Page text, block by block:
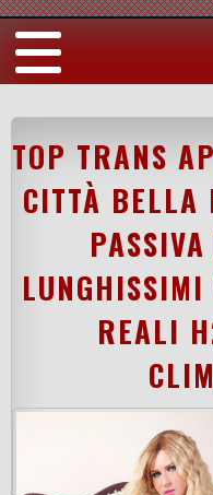
TOP TRANS
CITTÀ BELLA
LUNGHISSIMI
REALI